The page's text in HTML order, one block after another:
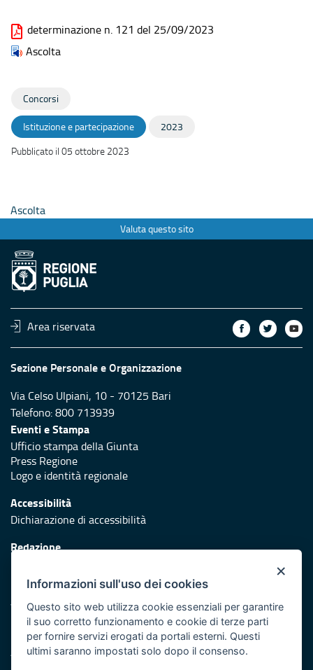
determinazione n. 121 del 25/09/2023
Ascolta
Concorsi
Istituzione e partecipazione
2023
Pubblicato il 05 ottobre 2023
Ascolta
Valuta questo sito
Area riservata
Sezione Personale e Organizzazione
Via Celso Ulpiani, 10 - 70125 Bari
Telefono: 800 713939
Eventi e Stampa
Ufficio stampa della Giunta
Press Regione
Logo e identità regionale
Accessibilità
Dichiarazione di accessibilità
Redazione
Protezione civile
Vai al sito di Protezione Civile Puglia
Iniziativa finanziata con risorse del POR Puglia 2014/2020 -
Asse XI
×
Informazioni sull'uso dei cookies
Questo sito web utilizza cookie essenziali per garantire
il suo corretto funzionamento e cookie di terze parti
per fornire servizi erogati da portali esterni. Questi
ultimi saranno impostati solo dopo il consenso.